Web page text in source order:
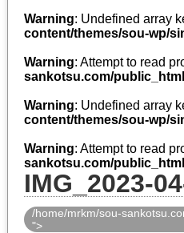
Warning: Undefined array
content/themes/sou-wp/
Warning: Attempt to read
sankotsu.com/
Warning: Undefined array
content/themes/sou-wp/
Warning: Attempt to read
sankotsu.com/
IMG_2023-
/home/mrkm/sou-
">